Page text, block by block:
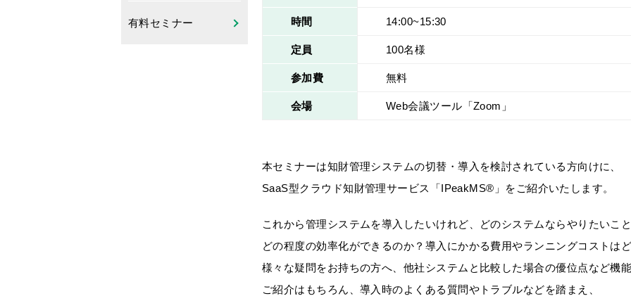
有料セミナー 時間 14:00~15:30
定員 100名様
参加費 無料
会場 Web会議ツール「Zoom」
本セミナーは知財管理システムの切替・導入を検討されている方向けに、
SaaS型クラウド知財管理サービス「IPeakMS® 」をご紹介いたします。
これから管理システムを導入したいけれど、どのシステムならやりたいこ
どの程度の効率化ができるのか？導入にかかる費用やランニングコストは
様々な疑問をお持ちの方へ、他社システムと比較した場合の優位点など機
ご紹介はもちろん、導入時のよくある質問やトラブルなどを踏まえ、